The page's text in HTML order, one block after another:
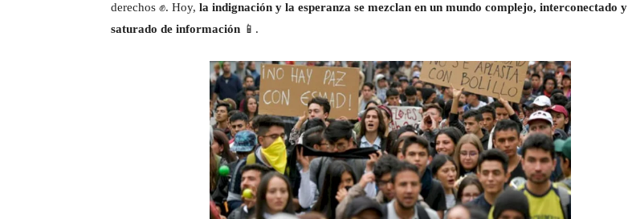
derechos ✊. Hoy, la indignación y la esperanza se mezclan en un mundo complejo, interconectado y
saturado de información 📱.